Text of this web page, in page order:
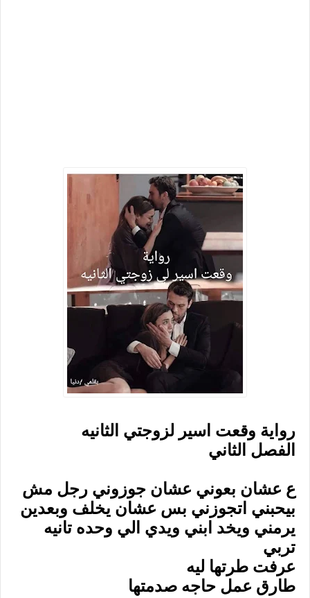
رواية وقعت اسير لزوجتي الثانيه
الفصل الثاني
ع عشان بعوني عشان جوزوني رجل مش
بيحبني اتجوزني بس عشان يخلف وبعدين
يرمني ويخد ابني ويدي الي وحده تانيه
تربي
عرفت طرتها ليه
طارق عمل حاجه صدمتها